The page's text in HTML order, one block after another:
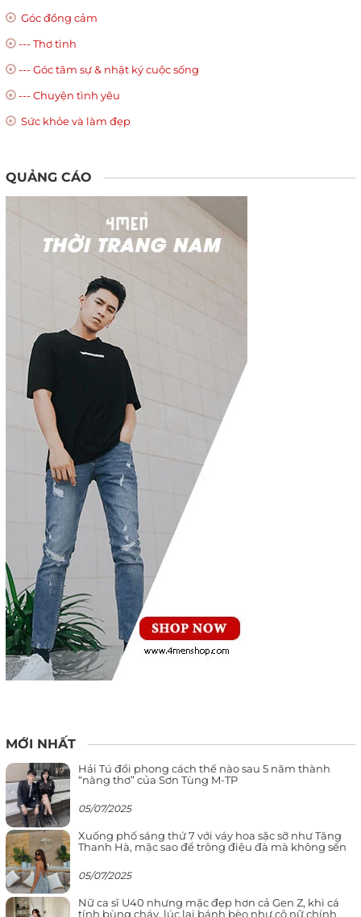
Góc đồng cảm
--- Thơ tình
--- Góc tâm sự & nhật ký cuộc sống
--- Chuyện tình yêu
Sức khỏe và làm đẹp
QUẢNG CÁO
MỚI NHẤT
Hải Tú đổi phong cách thế nào sau 5 năm thành
“nàng thơ” của Sơn Tùng M-TP
05/07/2025
Xuống phố sáng thứ 7 với váy hoa sặc sỡ như Tăng
Thanh Hà, mặc sao để trông điệu đà mà không sến
05/07/2025
Nữ ca sĩ U40 nhưng mặc đẹp hơn cả Gen Z, khi cá
tính bùng cháy, lúc lại bánh bèo như cô nữ chính